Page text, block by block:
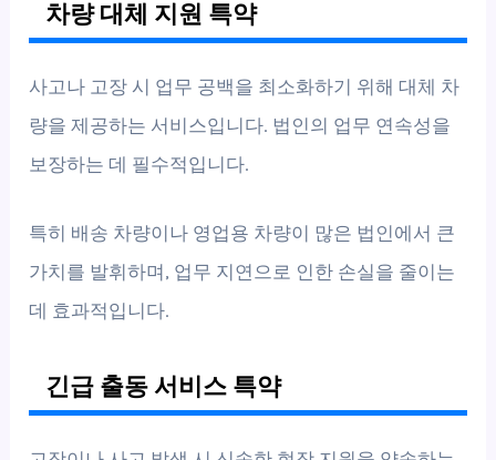
차량 대체 지원 특약
사고나 고장 시 업무 공백을 최소화하기 위해 대체 차
량을 제공하는 서비스입니다. 법인의 업무 연속성을
보장하는 데 필수적입니다.
특히 배송 차량이나 영업용 차량이 많은 법인에서 큰
가치를 발휘하며, 업무 지연으로 인한 손실을 줄이는
데 효과적입니다.
긴급 출동 서비스 특약